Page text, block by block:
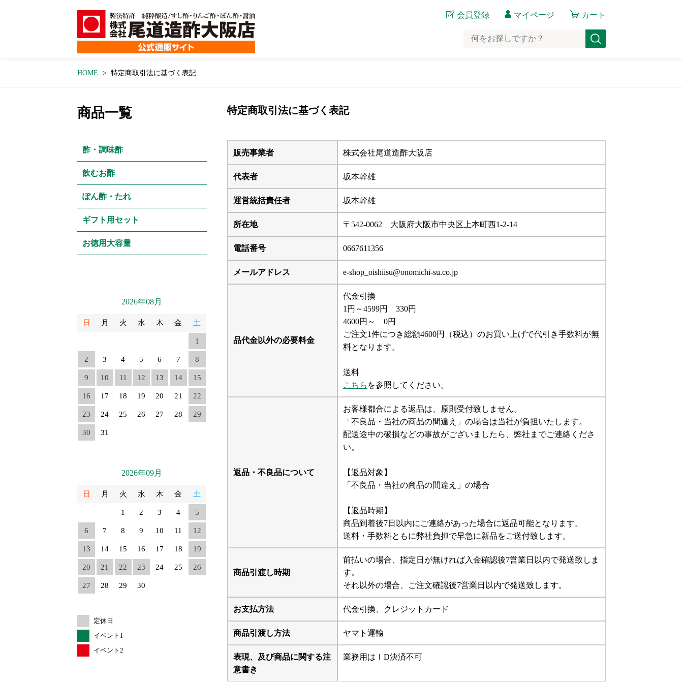
会員登録 マイページ カート
HOME 特定商取引法に基づく表記
特定商取引法に基づく表記
販売事業者 株式会社尾道造酢大阪店
代表者 坂本幹雄
運営統括責任者 坂本幹雄
所在地 〒542-0062 大阪府大阪市中央区上本町西1-2-14
電話番号 0667611356
メールアドレス e-shop_oishiisu@onomichi-su.co.jp
品代金以外の必要料金
代金引換
1円～4599円 330円
4600円～ 0円
ご注文1件につき総額4600円（税込）のお買い上げで代引き手数料が無
料となります。
送料
こちら を参照してください。
返品・不良品について
お客様都合による返品は、原則受付致しません。
「不良品・当社の商品の間違え」の場合は当社が負担いたします。
配送途中の破損などの事故がございましたら、弊社までご連絡くださ
い。
【返品対象】
「不良品・当社の商品の間違え」の場合
【返品時期】
商品到着後7日以内にご連絡があった場合に返品可能となります。
送料・手数料ともに弊社負担で早急に新品をご送付致します。
商品引渡し時期
前払いの場合、指定日が無ければ入金確認後7営業日以内で発送致しま
す。
それ以外の場合、ご注文確認後7営業日以内で発送致します。
お支払方法 代金引換、クレジットカード
商品引渡し方法 ヤマト運輸
表現、及び商品に関する注
意書き
業務用はＩD決済不可
商品一覧
酢・調味酢
飲むお酢
ぽん酢・たれ
ギフト用セット
お徳用大容量
2026年08月
日 月 火 水 木 金 土
1
2 3 4 5 6 7 8
9 10 11 12 13 14 15
16 17 18 19 20 21 22
23 24 25 26 27 28 29
30 31
2026年09月
日 月 火 水 木 金 土
1 2 3 4 5
6 7 8 9 10 11 12
13 14 15 16 17 18 19
20 21 22 23 24 25 26
27 28 29 30
定休日
イベント1
イベント2